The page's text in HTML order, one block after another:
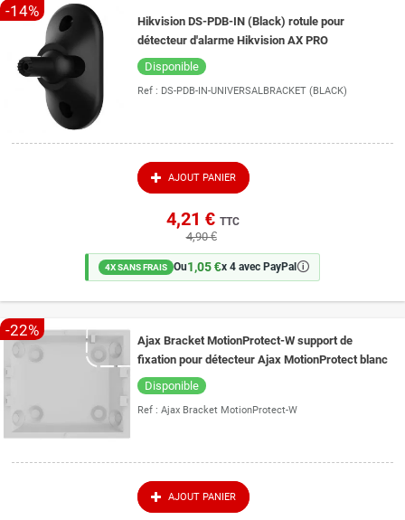
-14%
Hikvision DS-PDB-IN (Black) rotule pour
détecteur d'alarme Hikvision AX PRO
Disponible
Ref : DS-PDB-IN-UNIVERSALBRACKET (BLACK)
AJOUT PANIER
4,21 € TTC
4,90 €
4X SANS FRAIS Ou1,05 €x 4 avec PayPal 🛈
-22%
Ajax Bracket MotionProtect-W support de
fixation pour détecteur Ajax MotionProtect blanc
Disponible
Ref : Ajax Bracket MotionProtect-W
AJOUT PANIER